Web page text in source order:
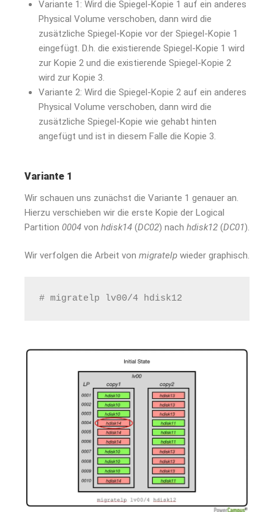
Variante 1: Wird die Spiegel-Kopie 1 auf ein anderes
Physical Volume verschoben, dann wird die
zusätzliche Spiegel-Kopie vor der Spiegel-Kopie 1
eingefügt. D.h. die existierende Spiegel-Kopie 1 wird
zur Kopie 2 und die existierende Spiegel-Kopie 2
wird zur Kopie 3.
Variante 2: Wird die Spiegel-Kopie 2 auf ein anderes
Physical Volume verschoben, dann wird die
zusätzliche Spiegel-Kopie wie gehabt hinten
angefügt und ist in diesem Falle die Kopie 3.
Variante 1
Wir schauen uns zunächst die Variante 1 genauer an.
Hierzu verschieben wir die erste Kopie der Logical
Partition 0004 von hdisk14 (DC02) nach hdisk12 (DC01).
Wir verfolgen die Arbeit von migratelp wieder graphisch.
# migratelp lv00/4 hdisk12